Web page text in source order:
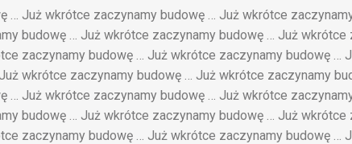
Już wkrótce zaczynamy budowę … Już wkrótce
budowę … Już wkrótce zaczynamy budowę … Już
zaczynamy budowę … Już wkrótce zaczynamy budowę …
wkrótce zaczynamy budowę … Już wkrótce zaczynamy
Już wkrótce zaczynamy budowę … Już wkrótce
budowę … Już wkrótce zaczynamy budowę … Już
zaczynamy budowę … Już wkrótce zaczynamy budowę …